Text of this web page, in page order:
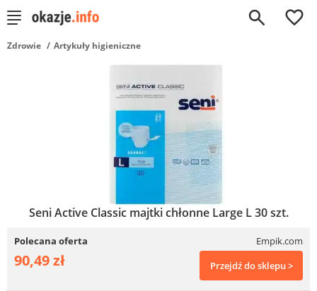
0
Zdrowie Artykuły higieniczne
Seni Active Classic majtki chłonne Large L 30 szt.
Polecana oferta Empik.com
90,49 zł Przejdź do sklepu >